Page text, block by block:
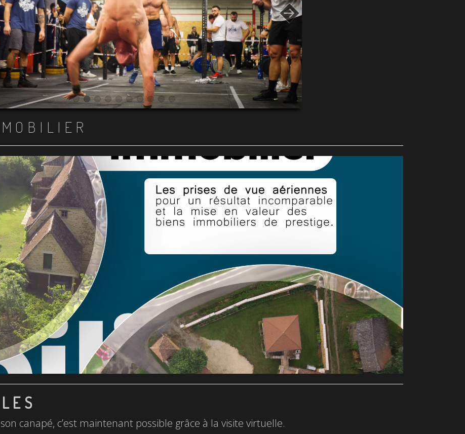
Item 1
Item 2
Item 3
Item 4
Item 5
Item 6
Item 7
Item 8
Item 9Item 10
canapé, c’est maintenant possible grâce à la visite virtuelle.